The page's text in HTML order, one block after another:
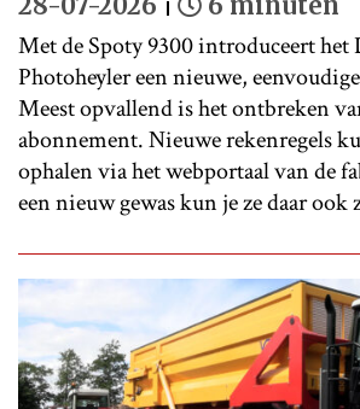
Met de Spoty 9300 introduceert het
Photoheyler een nieuwe,
Meest opvallend is het ontbreken
abonnement. Nieuwe rekenregels
ophalen via het webportaal van de
een nieuw gewas kun je ze daar ook